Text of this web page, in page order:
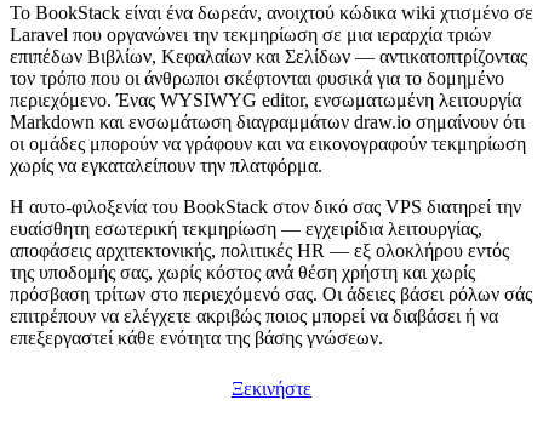
Το BookStack είναι ένα δωρεάν, ανοιχτού κώδικα wiki χτισμένο σε
Laravel που οργανώνει την τεκμηρίωση σε μια ιεραρχία τριών
επιπέδων Βιβλίων, Κεφαλαίων και Σελίδων — αντικατοπτρίζοντας
τον τρόπο που οι άνθρωποι σκέφτονται φυσικά για το δομημένο
περιεχόμενο. Ένας WYSIWYG editor, ενσωματωμένη λειτουργία
Markdown και ενσωμάτωση διαγραμμάτων draw.io σημαίνουν ότι
οι ομάδες μπορούν να γράφουν και να εικονογραφούν τεκμηρίωση
χωρίς να εγκαταλείπουν την πλατφόρμα.
Η αυτο-φιλοξενία του BookStack στον δικό σας VPS διατηρεί την
ευαίσθητη εσωτερική τεκμηρίωση — εγχειρίδια λειτουργίας,
αποφάσεις αρχιτεκτονικής, πολιτικές HR — εξ ολοκλήρου εντός
της υποδομής σας, χωρίς κόστος ανά θέση χρήστη και χωρίς
πρόσβαση τρίτων στο περιεχόμενό σας. Οι άδειες βάσει ρόλων σάς
επιτρέπουν να ελέγχετε ακριβώς ποιος μπορεί να διαβάσει ή να
επεξεργαστεί κάθε ενότητα της βάσης γνώσεων.
Ξεκινήστε